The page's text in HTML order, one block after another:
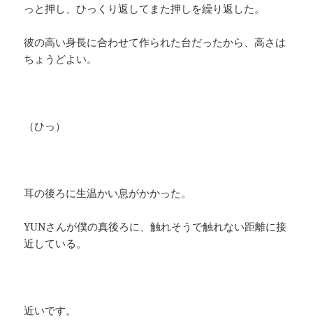
っと押し、ひっくり返してまた押しを繰り返した。
彼の高い身長に合わせて作られた台だったから、高さは
ちょうどよい。
（ひっ）
耳の後ろに生温かい息がかかった。
YUNさんが僕の真後ろに、触れそうで触れない距離に接
近している。
近いです。